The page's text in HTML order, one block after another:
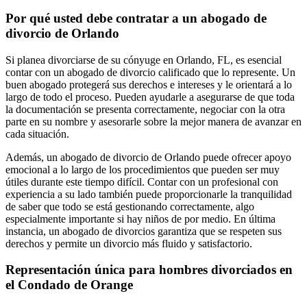
Por qué usted debe contratar a un abogado de
divorcio de Orlando
Si planea divorciarse de su cónyuge en Orlando, FL, es esencial
contar con un abogado de divorcio calificado que lo represente. Un
buen abogado protegerá sus derechos e intereses y le orientará a lo
largo de todo el proceso. Pueden ayudarle a asegurarse de que toda
la documentación se presenta correctamente, negociar con la otra
parte en su nombre y asesorarle sobre la mejor manera de avanzar en
cada situación.
Además, un abogado de divorcio de Orlando puede ofrecer apoyo
emocional a lo largo de los procedimientos que pueden ser muy
útiles durante este tiempo difícil. Contar con un profesional con
experiencia a su lado también puede proporcionarle la tranquilidad
de saber que todo se está gestionando correctamente, algo
especialmente importante si hay niños de por medio. En última
instancia, un abogado de divorcios garantiza que se respeten sus
derechos y permite un divorcio más fluido y satisfactorio.
Representación única para hombres divorciados en
el Condado de Orange